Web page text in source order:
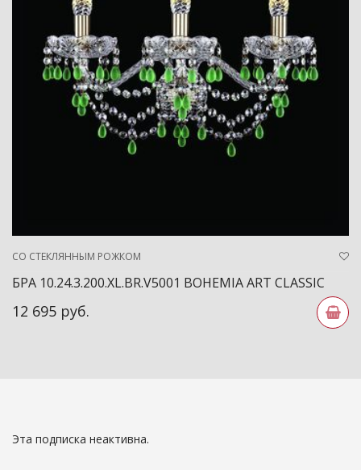
СО СТЕКЛЯННЫМ РОЖКОМ
БРА 10.24.3.200.XL.BR.V5001 BOHEMIA ART CLASSIC
12 695 руб.
Эта подписка неактивна.